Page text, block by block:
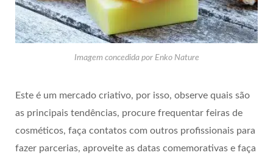
Imagem concedida por Enko Nature
Este é um mercado criativo, por isso, observe quais são
as principais tendências, procure frequentar feiras de
cosméticos, faça contatos com outros profissionais para
fazer parcerias, aproveite as datas comemorativas e faça